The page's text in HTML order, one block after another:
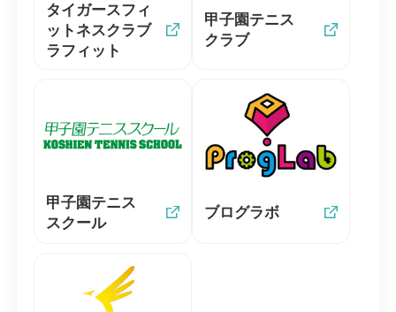
タイガースフィ
ットネスクラブ
ラフィット
甲子園テニス
クラブ
甲子園テニス
スクール
ブログラボ